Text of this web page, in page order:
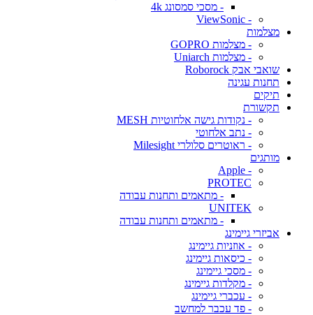
- מסכי סמסונג 4k
- ViewSonic
מצלמות
- מצלמות GOPRO
- מצלמות Uniarch
שואבי אבק Roborock
תחנות עגינה
תיקים
תקשורת
- נקודות גישה אלחוטיות MESH
- נתב אלחוטי
- ראוטרים סלולרי Milesight
מותגים
- Apple
PROTEC
- מתאמים ותחנות עבודה
UNITEK
- מתאמים ותחנות עבודה
אביזרי גיימינג
- אוזניות גיימינג
- כיסאות גיימינג
- מסכי גיימינג
- מקלדות גיימינג
- עכברי גיימינג
- פד עכבר למחשב